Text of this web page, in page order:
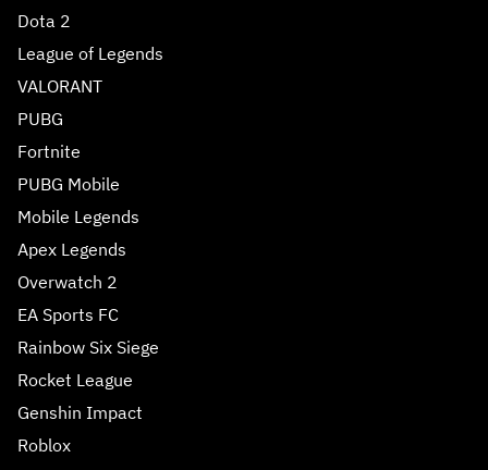
Dota 2
League of Legends
VALORANT
PUBG
Fortnite
PUBG Mobile
Mobile Legends
Apex Legends
Overwatch 2
EA Sports FC
Rainbow Six Siege
Rocket League
Genshin Impact
Roblox